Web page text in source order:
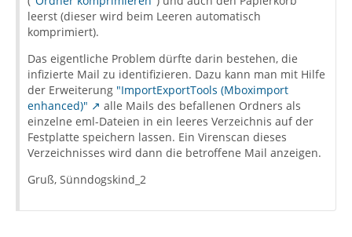
leerst (dieser wird beim Leeren automatisch
komprimiert).
Das eigentliche Problem dürfte darin bestehen, die
infizierte Mail zu identifizieren. Dazu kann man mit Hilfe
der Erweiterung "ImportExportTools (Mboximport
enhanced)"
alle Mails des befallenen Ordners als
einzelne eml-Dateien in ein leeres Verzeichnis auf der
Festplatte speichern lassen. Ein Virenscan dieses
Verzeichnisses wird dann die betroffene Mail anzeigen.
Gruß, Sünndogskind_2